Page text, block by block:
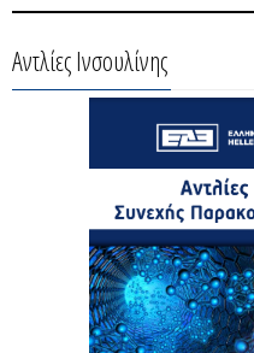
Αντλίες Ινσουλίνης